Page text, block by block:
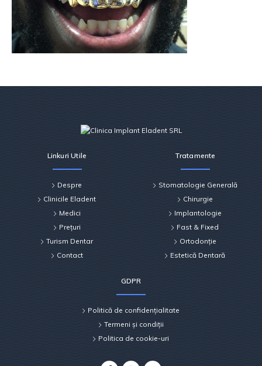
Linkuri Utile
Despre
Clinicile Eladent
Medici
Prețuri
Turism Dentar
Contact
Tratamente
Stomatologie Generală
Chirurgie
Implantologie
Fast & Fixed
Ortodonție
Estetică Dentară
GDPR
Politică de confidențialitate
Termeni și condiții
Politica de cookie-uri